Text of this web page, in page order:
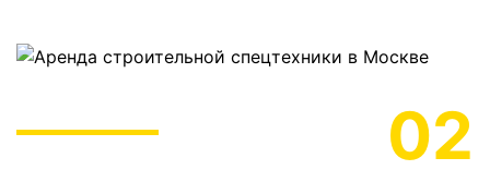
02